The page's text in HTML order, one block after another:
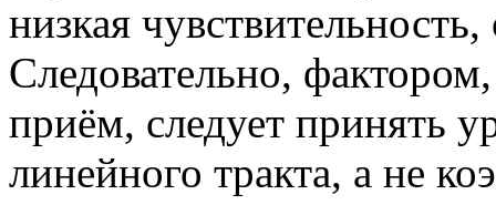
низкая
Следовательно,
приём, следует принять
линейного тракта, а не